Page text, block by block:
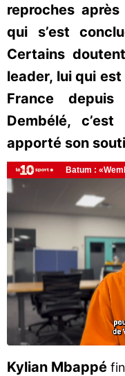
reproches
qui s’est
Certains
leader, lui qui
France
Dembélé,
apporté son
Kylian Mbappé